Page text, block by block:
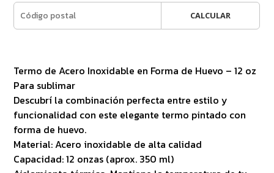
CALCULAR
Termo de Acero Inoxidable en Forma de Huevo – 12 oz
Para sublimar
Descubrí la combinación perfecta entre estilo y
funcionalidad con este elegante termo pintado con
forma de huevo.
Material: Acero inoxidable de alta calidad
Capacidad: 12 onzas (aprox. 350 ml)